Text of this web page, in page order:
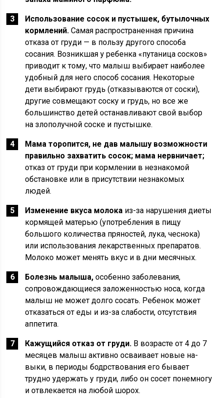
Использование сосок и пустышек, бутылочных
кормлений. Самая распрост­раненная причина
отказа от груди — в пользу другого спо­соба
сосания. Возникшая у ребенка «путаница сосков»
приводит к тому, что малыш выбирает наиболее
удобный для него способ сосания. Некоторые
дети выбирают грудь (отказываются от соски),
другие совмещают соску и грудь, но все же
большинство детей останавливают свой выбор
на злополучной соске и пустышке.
Мама торопится, не дав малышу возможности
правильно захватить сосок; мама нервничает;
отказ от груди при кормлении в незнакомой
обстановке или в присутствии незнакомых
людей.
Изменение вкуса молока из-за нарушения диеты
кормящей матерью (употребления в пищу
большого ко­личества пряностей, лука, чеснока)
или использования лекарственных препаратов.
Молоко может менять вкус и в дни месячных.
Болезнь малыша, особенно заболевания,
сопровождающиеся за­ложенностью носа, ког­да
малыш не может долго сосать. Ребенок может
отказаться от еды и из-за слабости, отсут­ствия
аппетита.
Кажущийся отказ от груди. В возрасте от 4 до 7
месяцев малыш актив­но осваивает новые на­
выки, в периоды бодр­ствования его бывает
трудно удержать у груди, либо он сосет понемногу
и отвлекается на любой шорох.